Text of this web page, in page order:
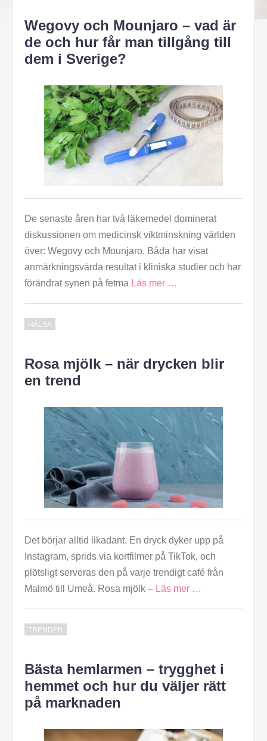
Wegovy och Mounjaro – vad är
de och hur får man tillgång till
dem i Sverige?
De senaste åren har två läkemedel dominerat
diskussionen om medicinsk viktminskning världen
över: Wegovy och Mounjaro. Båda har visat
anmärkningsvärda resultat i kliniska studier och har
förändrat synen på fetma Läs mer …
HÄLSA
Rosa mjölk – när drycken blir
en trend
Det börjar alltid likadant. En dryck dyker upp på
Instagram, sprids via kortfilmer på TikTok, och
plötsligt serveras den på varje trendigt café från
Malmö till Umeå. Rosa mjölk – Läs mer …
TRENDER
Bästa hemlarmen – trygghet i
hemmet och hur du väljer rätt
på marknaden